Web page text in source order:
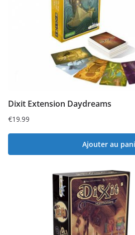
Dixit Extension Daydreams
€19.99
Ajouter au